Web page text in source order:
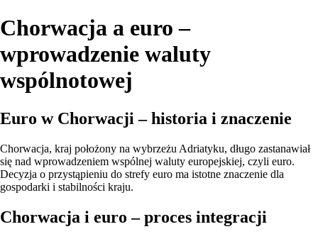
Chorwacja a euro –
wprowadzenie waluty
wspólnotowej
Euro w Chorwacji – historia i znaczenie
Chorwacja, kraj położony na wybrzeżu Adriatyku, długo zastanawiał
się nad wprowadzeniem wspólnej waluty europejskiej, czyli euro.
Decyzja o przystąpieniu do strefy euro ma istotne znaczenie dla
gospodarki i stabilności kraju.
Chorwacja i euro – proces integracji